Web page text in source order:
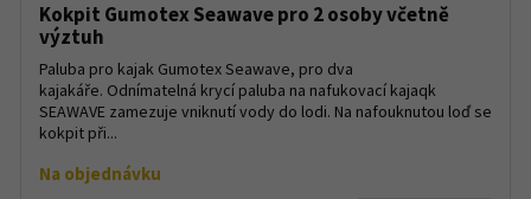
Kokpit Gumotex Seawave pro 2 osoby včetně
výztuh
Paluba pro kajak Gumotex Seawave, pro dva
kajakáře. Odnímatelná krycí paluba na nafukovací kajaqk
SEAWAVE zamezuje vniknutí vody do lodi. Na nafouknutou loď se
kokpit při...
Na objednávku